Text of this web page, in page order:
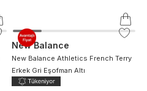
New Balance
New Balance Athletics French Terry
Erkek Gri Eşofman Altı